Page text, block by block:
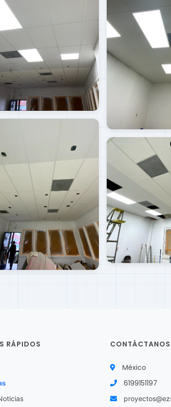
RÁPIDOS CONTÁCTANOS
México
6199151197